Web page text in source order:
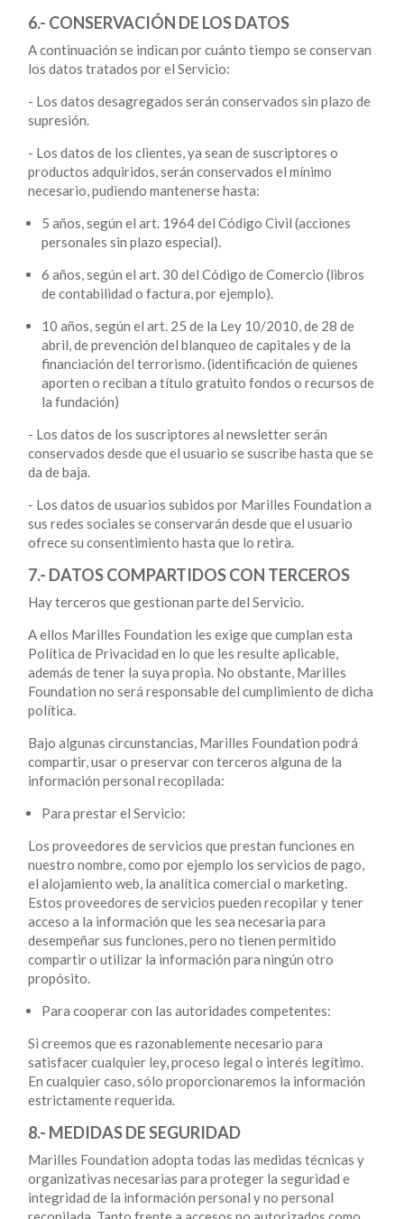
6.- CONSERVACIÓN DE LOS DATOS
A continuación se indican por cuánto tiempo se conservan
los datos tratados por el Servicio:
- Los datos desagregados serán conservados sin plazo de
supresión.
- Los datos de los clientes, ya sean de suscriptores o
productos adquiridos, serán conservados el mínimo
necesario, pudiendo mantenerse hasta:
5 años, según el art. 1964 del Código Civil (acciones
personales sin plazo especial).
6 años, según el art. 30 del Código de Comercio (libros
de contabilidad o factura, por ejemplo).
10 años, según el art. 25 de la Ley 10/2010, de 28 de
abril, de prevención del blanqueo de capitales y de la
financiación del terrorismo. (identificación de quienes
aporten o reciban a título gratuito fondos o recursos de
la fundación)
- Los datos de los suscriptores al newsletter serán
conservados desde que el usuario se suscribe hasta que se
da de baja.
- Los datos de usuarios subidos por Marilles Foundation a
sus redes sociales se conservarán desde que el usuario
ofrece su consentimiento hasta que lo retira.
7.- DATOS COMPARTIDOS CON TERCEROS
Hay terceros que gestionan parte del Servicio.
A ellos Marilles Foundation les exige que cumplan esta
Política de Privacidad en lo que les resulte aplicable,
además de tener la suya propia. No obstante, Marilles
Foundation no será responsable del cumplimiento de dicha
política.
Bajo algunas circunstancias, Marilles Foundation podrá
compartir, usar o preservar con terceros alguna de la
información personal recopilada:
Para prestar el Servicio:
Los proveedores de servicios que prestan funciones en
nuestro nombre, como por ejemplo los servicios de pago,
el alojamiento web, la analítica comercial o marketing.
Estos proveedores de servicios pueden recopilar y tener
acceso a la información que les sea necesaria para
desempeñar sus funciones, pero no tienen permitido
compartir o utilizar la información para ningún otro
propósito.
Para cooperar con las autoridades competentes:
​Si creemos que es razonablemente necesario para
satisfacer cualquier ley, proceso legal o interés legítimo.
En cualquier caso, sólo proporcionaremos la información
estrictamente requerida.
8.- MEDIDAS DE SEGURIDAD
Marilles Foundation adopta todas las medidas técnicas y
organizativas necesarias para proteger la seguridad e
integridad de la información personal y no personal